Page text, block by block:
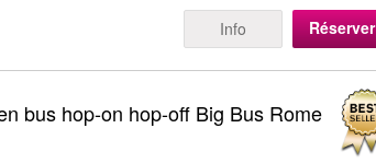
Info Réserver
bus hop-on hop-off Big Bus Rome